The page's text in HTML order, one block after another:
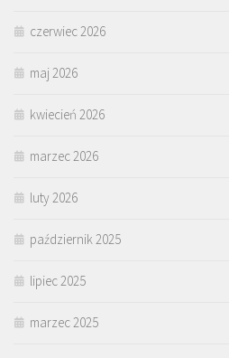
czerwiec 2026
maj 2026
kwiecień 2026
marzec 2026
luty 2026
październik 2025
lipiec 2025
marzec 2025